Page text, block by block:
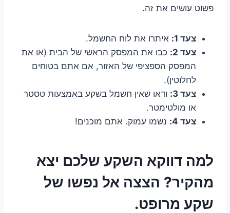
פשוט עושים את זה.
צעד 1:
איתרו את לוח החשמל.
צעד 2:
כבו את המפסק הראשי של הבית (או את
המפסק הספציפי של האזור, אם אתם בטוחים
לחלוטין).
צעד 3:
ודאו שאין חשמל בשקע באמצעות טסטר
או מולטימטר.
צעד 4:
נשמו עמוק. אתם מוכנים!
למה דווקא השקע שלכם יצא
מהקיר? הצצה אל נפשו של
שקע מרופט.